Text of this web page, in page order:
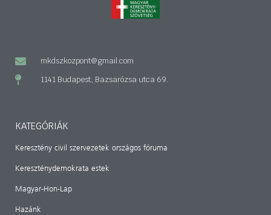
mkdszkozpont@gmail.com
1141 Budapest, Bazsarózsa utca 69.
KATEGÓRIÁK
Keresztény civil szervezetek országos fóruma
Kereszténydemokrata estek
Magyar-Hon-Lap
Hazánk